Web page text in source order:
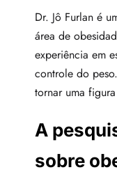
Dr. Jô Furlan é
área de
experiência em
controle do
tornar uma
A
sobre